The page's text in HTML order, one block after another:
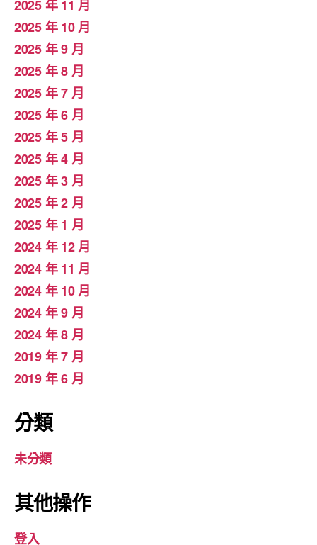
2025 年 11 月
2025 年 10 月
2025 年 9 月
2025 年 8 月
2025 年 7 月
2025 年 6 月
2025 年 5 月
2025 年 4 月
2025 年 3 月
2025 年 2 月
2025 年 1 月
2024 年 12 月
2024 年 11 月
2024 年 10 月
2024 年 9 月
2024 年 8 月
2019 年 7 月
2019 年 6 月
分類
未分類
其他操作
登入